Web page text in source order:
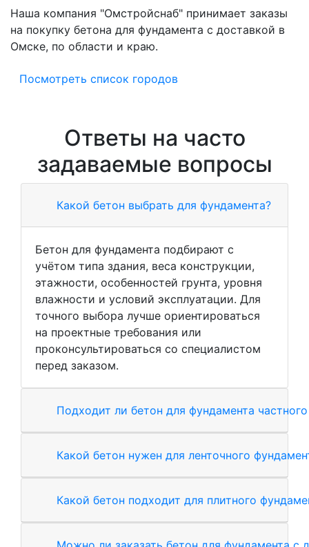
Наша компания "Омстройснаб" принимает заказы
на покупку бетона для фундамента с доставкой в
Омске, по области и краю.
Посмотреть список городов
Ответы на часто
задаваемые вопросы
Какой бетон выбрать для фундамента?
Бетон для фундамента подбирают с
учётом типа здания, веса конструкции,
этажности, особенностей грунта, уровня
влажности и условий эксплуатации. Для
точного выбора лучше ориентироваться
на проектные требования или
проконсультироваться со специалистом
перед заказом.
Подходит ли бетон для фундамента
Какой бетон нужен для ленточного
Какой бетон подходит для плитного